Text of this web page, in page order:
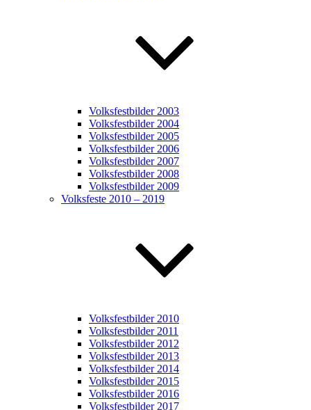
Volksfestbilder 2003
Volksfestbilder 2004
Volksfestbilder 2005
Volksfestbilder 2006
Volksfestbilder 2007
Volksfestbilder 2008
Volksfestbilder 2009
Volksfeste 2010 – 2019
Volksfestbilder 2010
Volksfestbilder 2011
Volksfestbilder 2012
Volksfestbilder 2013
Volksfestbilder 2014
Volksfestbilder 2015
Volksfestbilder 2016
Volksfestbilder 2017